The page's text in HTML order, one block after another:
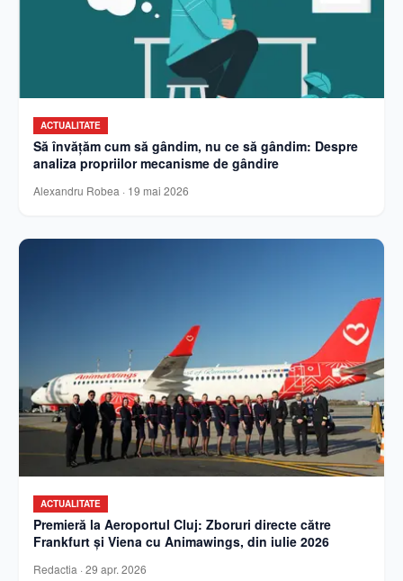
ACTUALITATE
Să învățăm cum să gândim, nu ce să gândim: Despre
analiza propriilor mecanisme de gândire
Alexandru Robea · 19 mai 2026
ACTUALITATE
Premieră la Aeroportul Cluj: Zboruri directe către
Frankfurt și Viena cu Animawings, din iulie 2026
Redactia · 29 apr. 2026